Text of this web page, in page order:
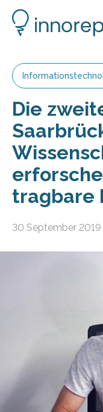
Die
tragbare
30 September 2019